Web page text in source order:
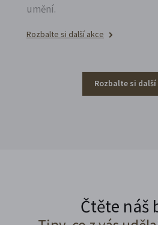
umění.
Rozbalte si další akce
Rozbalte si další
Čtěte náš